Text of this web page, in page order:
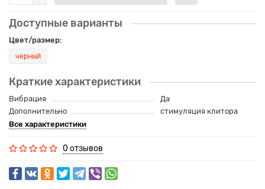
Доступные варианты
Цвет/размер:
черный
Краткие характеристики
Вибрация
Да
Дополнительно
стимуляция клитора
Все характеристики
0 отзывов